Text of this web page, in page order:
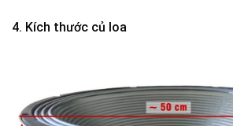
4. Kích thước củ loa